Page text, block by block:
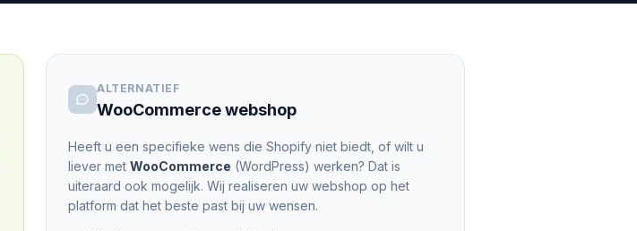
ALTERNATIEF
WooCommerce webshop
Heeft u een specifieke wens die Shopify niet biedt, of wilt u
liever met WooCommerce (WordPress) werken? Dat is
uiteraard ook mogelijk. Wij realiseren uw webshop op het
platform dat het beste past bij uw wensen.